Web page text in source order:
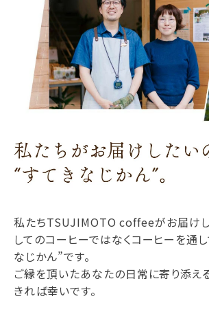
私たちTSUJIMOTO coffeeがお届けし
してのコーヒーではなくコーヒーを通
なじかん”です。
ご縁を頂いたあなたの日常に寄り添え
きれば幸いです。